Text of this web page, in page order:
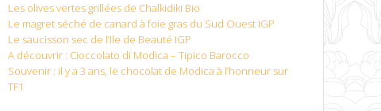
Les olives vertes grillées de Chalkidiki Bio
Le magret séché de canard à foie gras du Sud Ouest IGP
Le saucisson sec de l’Ile de Beauté IGP
A découvrir : Cioccolato di Modica – Tipico Barocco
Souvenir : il y a 3 ans, le chocolat de Modica à l’honneur sur
TF1